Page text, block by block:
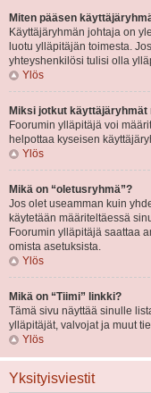
Miten pääsen
Käyttäjäryhmän johtaja on
luotu ylläpitäjän toimesta.
yhteyshenkilösi tulisi olla
Ylös
Miksi jotkut
Foorumin ylläpitäjä voi
helpottaa kyseisen
Ylös
Mikä on “oletusryhmä”?
Jos olet useamman kuin
käytetään määriteltäessä
Foorumin ylläpitäjä saattaa
omista asetuksista.
Ylös
Mikä on “Tiimi” linkki?
Tämä sivu näyttää sinulle
ylläpitäjät, valvojat ja muut
Ylös
Yksityisviestit